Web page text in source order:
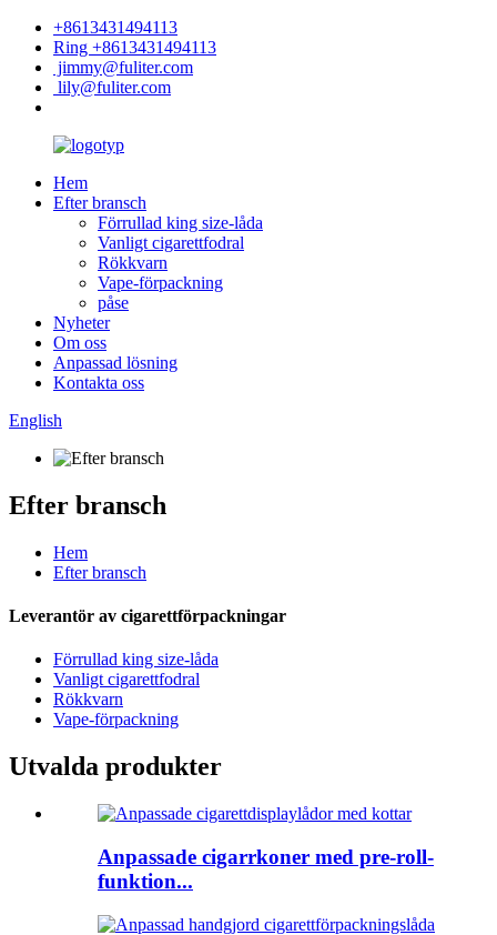
+8613431494113
Ring +8613431494113
jimmy@fuliter.com
lily@fuliter.com
Hem
Efter bransch
Förrullad king size-låda
Vanligt cigarettfodral
Rökkvarn
Vape-förpackning
påse
Nyheter
Om oss
Anpassad lösning
Kontakta oss
English
Efter bransch
Hem
Efter bransch
Leverantör av cigarettförpackningar
Förrullad king size-låda
Vanligt cigarettfodral
Rökkvarn
Vape-förpackning
Utvalda produkter
Anpassade cigarrkoner med pre-roll-
funktion...